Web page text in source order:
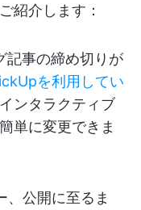
紹介します：
記事の締め切りが
を利用してい
ンタラクティブ
単に変更できま
、公開に至るま